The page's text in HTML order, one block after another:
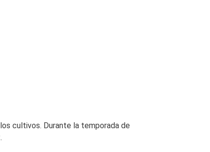
cultivos. Durante la temporada de